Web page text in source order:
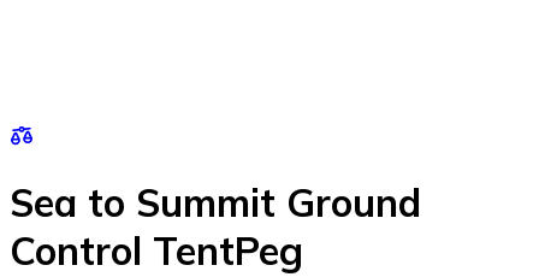
Sea to Summit Ground
Control TentPeg